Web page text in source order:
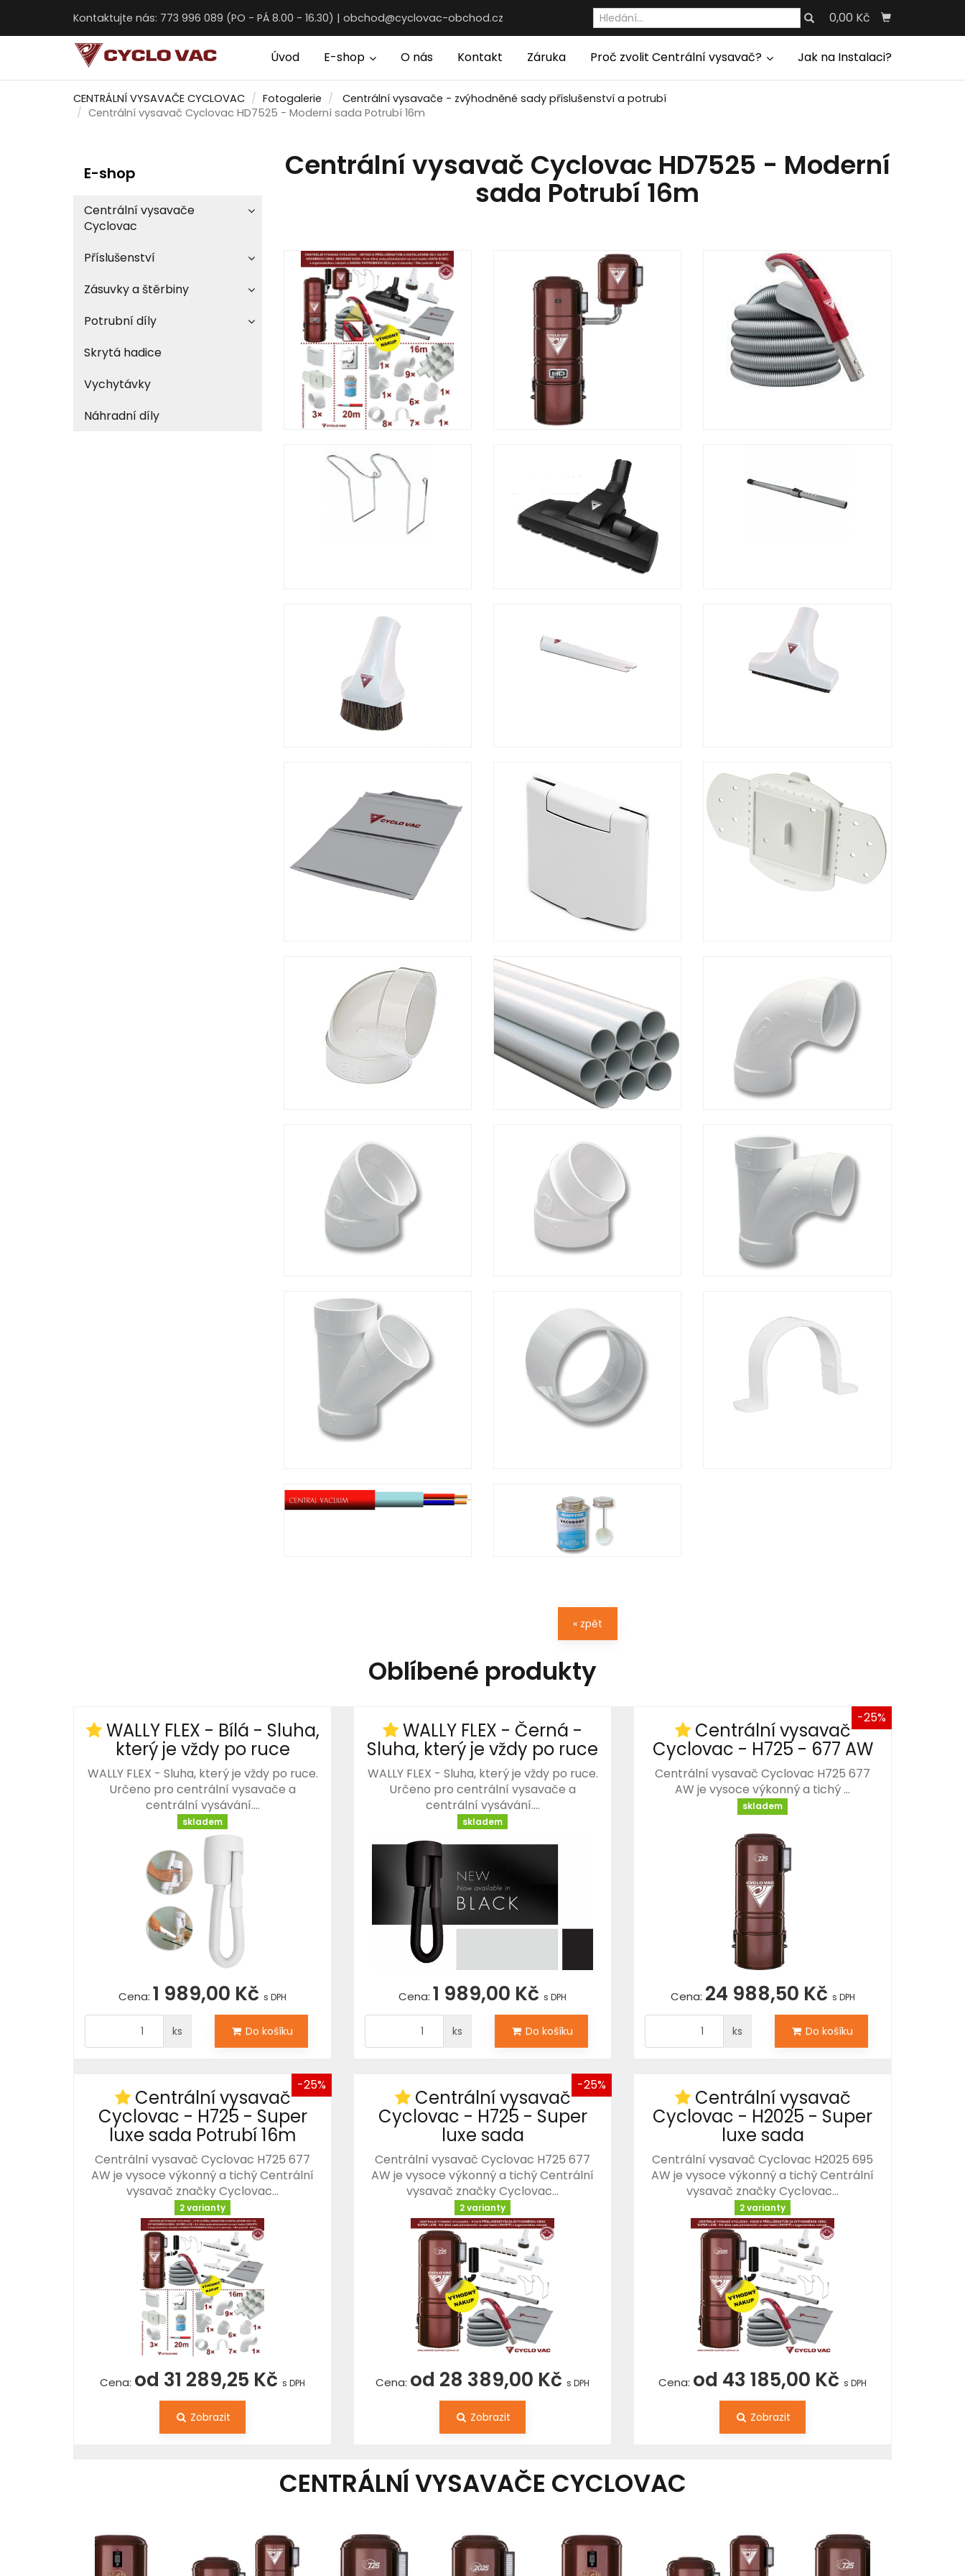
Kontaktujte nás: 773 996 089 (PO - PÁ 8.00 - 16.30) | obchod@cyclovac-obchod.cz 0,00 Kč
Úvod E-shop O nás Kontakt Záruka Proč zvolit Centrální vysavač? Jak na Instalaci?
CENTRÁLNÍ VYSAVAČE CYCLOVAC Fotogalerie
Centrální vysavače - zvýhodněné sady příslušenství a potrubí
Centrální vysavač Cyclovac HD7525 - Moderní sada Potrubí 16m
E-shop
Centrální vysavače
Cyclovac
Příslušenství
Zásuvky a štěrbiny
Potrubní díly
Skrytá hadice
Vychytávky
Náhradní díly
Centrální vysavač Cyclovac HD7525 - Moderní
sada Potrubí 16m
« zpět
Oblíbené produkty
WALLY FLEX - Bílá - Sluha,
který je vždy po ruce
WALLY FLEX - Sluha, který je vždy po ruce.
Určeno pro centrální vysavače a
centrální vysávání.…
skladem
Cena: 1 989,00 Kč s DPH
ks Do košíku
WALLY FLEX - Černá -
Sluha, který je vždy po ruce
WALLY FLEX - Sluha, který je vždy po ruce.
Určeno pro centrální vysavače a
centrální vysávání.…
skladem
Cena: 1 989,00 Kč s DPH
ks Do košíku
-25%
Centrální vysavač
Cyclovac - H725 - 677 AW
Centrální vysavač Cyclovac H725 677
AW je vysoce výkonný a tichý …
skladem
Cena: 24 988,50 Kč s DPH
ks Do košíku
-25%
Centrální vysavač
Cyclovac - H725 - Super
luxe sada Potrubí 16m
Centrální vysavač Cyclovac H725 677
AW je vysoce výkonný a tichý Centrální
vysavač značky Cyclovac…
2 varianty
Cena: od 31 289,25 Kč s DPH
Zobrazit
-25%
Centrální vysavač
Cyclovac - H725 - Super
luxe sada
Centrální vysavač Cyclovac H725 677
AW je vysoce výkonný a tichý Centrální
vysavač značky Cyclovac…
2 varianty
Cena: od 28 389,00 Kč s DPH
Zobrazit
Centrální vysavač
Cyclovac - H2025 - Super
luxe sada
Centrální vysavač Cyclovac H2025 695
AW je vysoce výkonný a tichý Centrální
vysavač značky Cyclovac…
2 varianty
Cena: od 43 185,00 Kč s DPH
Zobrazit
CENTRÁLNÍ VYSAVAČE CYCLOVAC